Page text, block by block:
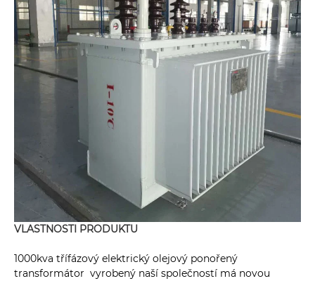
VLASTNOSTI PRODUKTU
1000kva třífázový elektrický olejový ponořený
transformátor vyrobený naší společností má novou